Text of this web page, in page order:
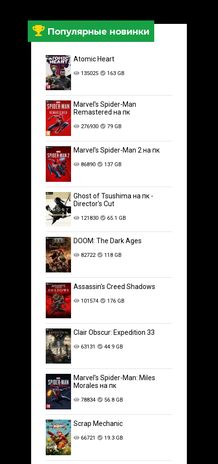
Популярные новинки
Atomic Heart
135025 163 GB
Marvel’s Spider-Man
Remastered на пк
276930 79 GB
Marvel’s Spider-Man 2 на пк
86890 137 GB
Ghost of Tsushima на пк -
Director's Cut
121830 65.1 GB
DOOM: The Dark Ages
82722 118 GB
Assassin's Creed Shadows
101574 176 GB
Clair Obscur: Expedition 33
63131 44.9 GB
Marvel’s Spider-Man: Miles
Morales на пк
78834 56.8 GB
Scrap Mechanic
66721 19.3 GB